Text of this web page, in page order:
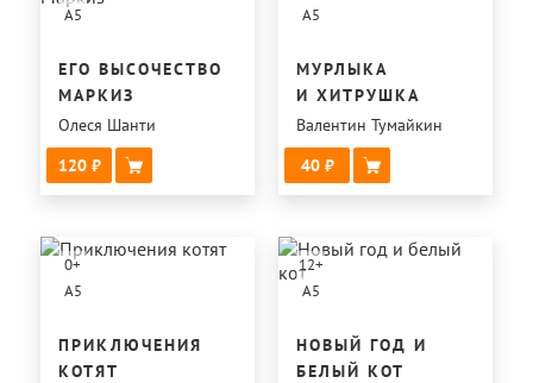
A5
ЕГО ВЫСОЧЕСТВО
МАРКИЗ
Олеся Шанти
120
A5
МУРЛЫКА
И ХИТРУШКА
Валентин Тумайкин
40
0+
A5
ПРИКЛЮЧЕНИЯ
КОТЯТ
12+
A5
НОВЫЙ ГОД И
БЕЛЫЙ КОТ